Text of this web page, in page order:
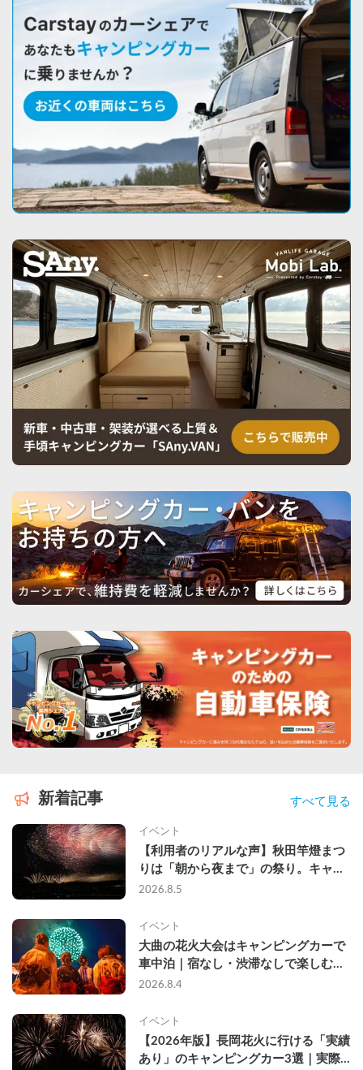
新着記事 すべて見る
イベント
【利用者のリアルな声】秋田竿燈まつ
りは「朝から夜まで」の祭り。キャン
ピングカーで行った2組の記録
2026.8.5
イベント
大曲の花火大会はキャンピングカーで
車中泊｜宿なし・渋滞なしで楽しむ
2026年完全ガイド
2026.8.4
イベント
【2026年版】長岡花火に行ける「実績
あり」のキャンピングカー3選｜実際